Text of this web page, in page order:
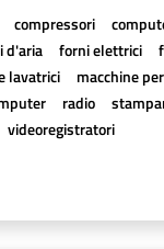
compressori
d'aria
forni elettrici
lavatrici
macchine
radio
videoregistratori